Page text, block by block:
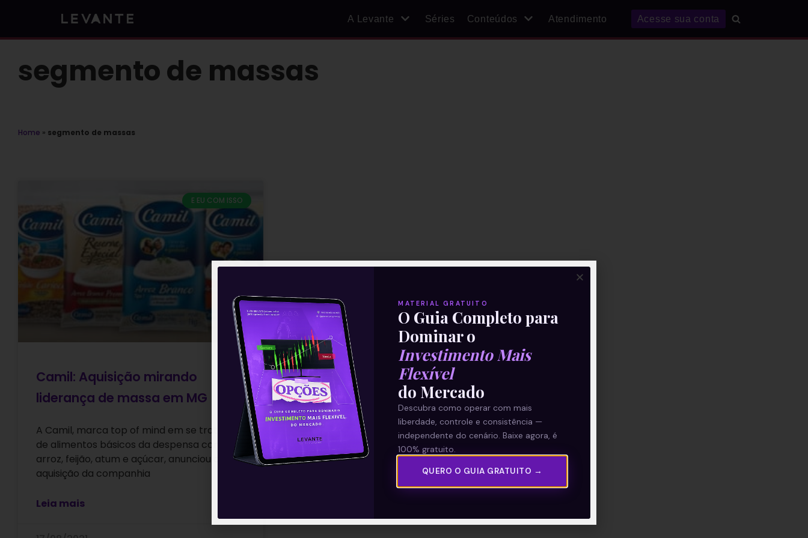
A Levante Séries Conteúdos Atendimento Acesse sua conta
segmento de massas
Home » segmento de massas
E EU COM ISSO
Camil: Aquisição mirando
liderança de massa em MG
A Camil, marca top of mind em se tratando
de alimentos básicos da despensa como
arroz, feijão, atum e açúcar, anunciou a
aquisição da companhia
Leia mais
MATERIAL GRATUITO
O Guia Completo para
Dominar o
Investimento Mais
Flexível
do Mercado
Descubra como operar com mais
liberdade, controle e consistência —
independente do cenário. Baixe agora, é
100% gratuito.
QUERO O GUIA GRATUITO →